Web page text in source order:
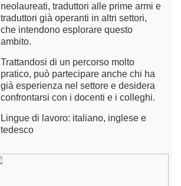
neolaureati, traduttori alle prime armi e
traduttori già operanti in altri settori,
che intendono esplorare questo
ambito.
Trattandosi di un percorso molto
pratico, può partecipare anche chi ha
già esperienza nel settore e desidera
confrontarsi con i docenti e i colleghi.
Lingue di lavoro: italiano, inglese e
tedesco